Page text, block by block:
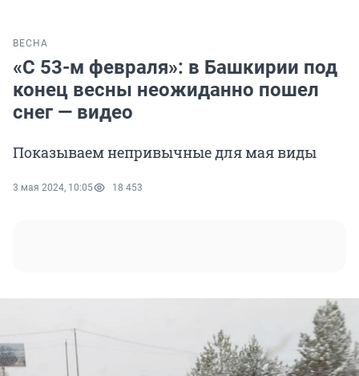
ВЕСНА
«С 53-м февраля»: в Башкирии под
конец весны неожиданно пошел
снег — видео
Показываем непривычные для мая виды
3 мая 2024, 10:05 18 453